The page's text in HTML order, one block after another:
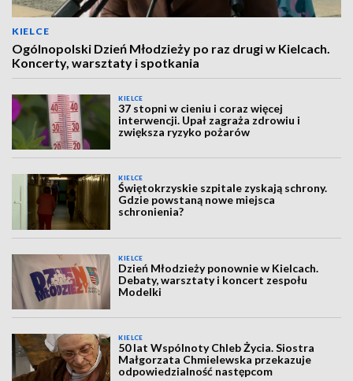
KIELCE
Ogólnopolski Dzień Młodzieży po raz drugi w Kielcach.
Koncerty, warsztaty i spotkania
KIELCE
37 stopni w cieniu i coraz więcej
interwencji. Upał zagraża zdrowiu i
zwiększa ryzyko pożarów
KIELCE
Świętokrzyskie szpitale zyskają schrony.
Gdzie powstaną nowe miejsca
schronienia?
KIELCE
Dzień Młodzieży ponownie w Kielcach.
Debaty, warsztaty i koncert zespołu
Modelki
KIELCE
50 lat Wspólnoty Chleb Życia. Siostra
Małgorzata Chmielewska przekazuje
odpowiedzialność następcom